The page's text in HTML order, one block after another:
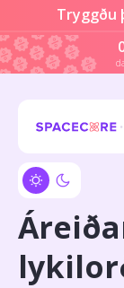
Tryggðu